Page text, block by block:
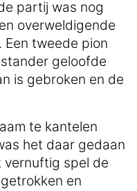
partij was nog
overweldigende
Een tweede pion
geloofde
is gebroken en de
te kantelen
het daar gedaan
vernuftig spel de
en